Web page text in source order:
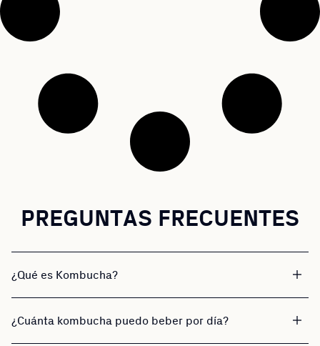
PREGUNTAS FRECUENTES
¿Qué es Kombucha?
¿Cuánta kombucha puedo beber por día?